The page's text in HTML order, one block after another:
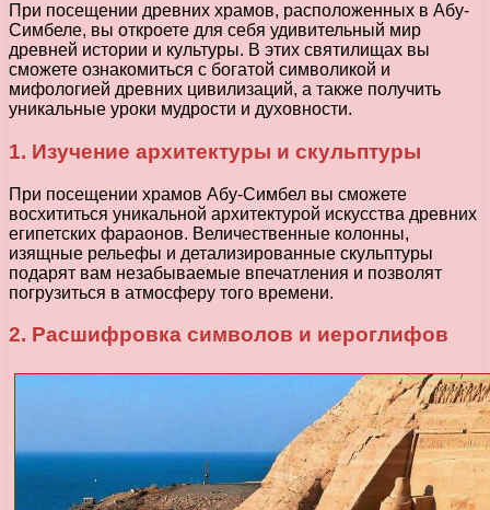
При посещении древних храмов, расположенных в Абу-
Симбеле, вы откроете для себя удивительный мир
древней истории и культуры. В этих святилищах вы
сможете ознакомиться с богатой символикой и
мифологией древних цивилизаций, а также получить
уникальные уроки мудрости и духовности.
1. Изучение архитектуры и скульптуры
При посещении храмов Абу-Симбел вы сможете
восхититься уникальной архитектурой искусства древних
египетских фараонов. Величественные колонны,
изящные рельефы и детализированные скульптуры
подарят вам незабываемые впечатления и позволят
погрузиться в атмосферу того времени.
2. Расшифровка символов и иероглифов